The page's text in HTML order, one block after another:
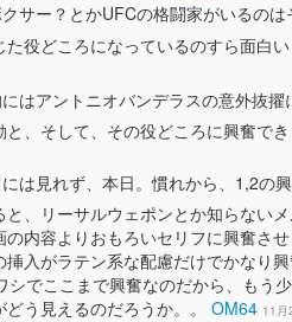
サー？とかUFCの格闘家がいるの
た役どころになっているのすら面白
はアントニオバンデラスの意外抜
と、そして、その役どころに興奮で
は見れず、本日。慣れから、1,2の
と、リーサルウェポンとか知らない
の内容よりおもろいセリフに興奮さ
挿入がラテン系な配慮だけでかなり
シでここまで興奮なのだから、もう
どう見えるのだろうか。。 OM64 11月